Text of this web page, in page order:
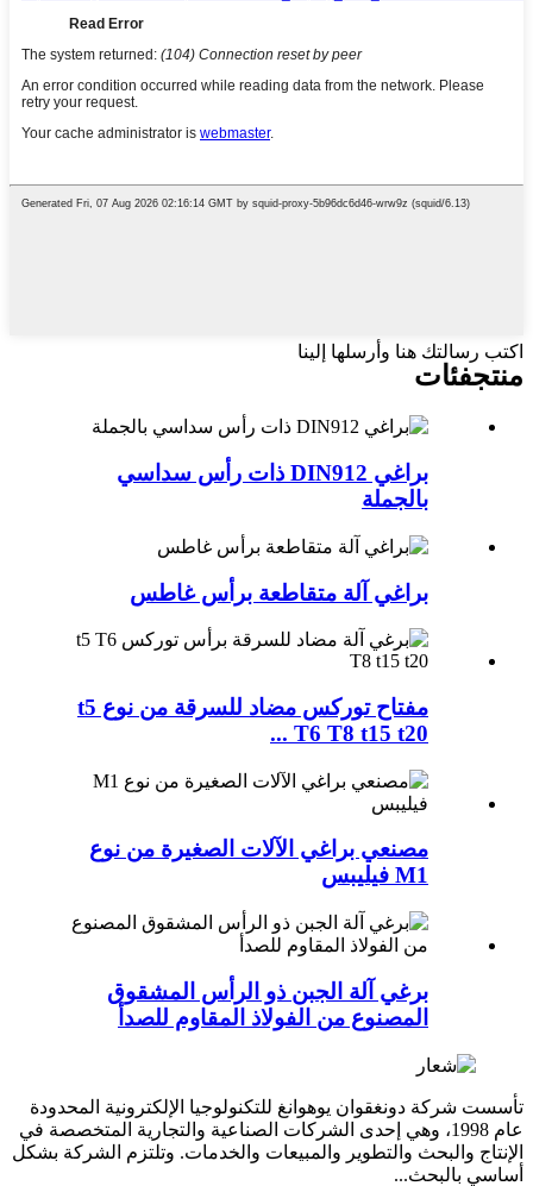
اكتب رسالتك هنا وأرسلها إلينا
منتجفئات
براغي DIN912 ذات رأس سداسي
بالجملة
براغي آلة متقاطعة برأس غاطس
مفتاح توركس مضاد للسرقة من نوع t5
T6 T8 t15 t20 ...
مصنعي براغي الآلات الصغيرة من نوع
M1 فيليبس
برغي آلة الجبن ذو الرأس المشقوق
المصنوع من الفولاذ المقاوم للصدأ
تأسست شركة دونغقوان يوهوانغ للتكنولوجيا الإلكترونية المحدودة
عام 1998، وهي إحدى الشركات الصناعية والتجارية المتخصصة في
الإنتاج والبحث والتطوير والمبيعات والخدمات. وتلتزم الشركة بشكل
أساسي بالبحث...